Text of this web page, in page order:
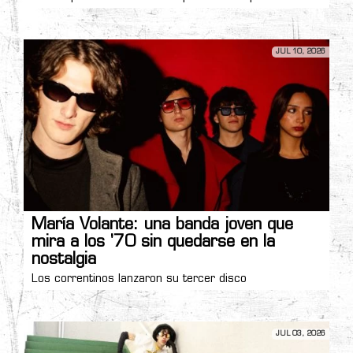
JUL 10, 2026
María Volante: una banda joven que
mira a los '70 sin quedarse en la
nostalgia
Los correntinos lanzaron su tercer disco
JUL 03, 2026